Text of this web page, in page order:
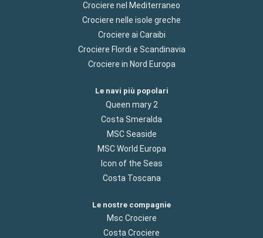
Crociere nel Mediterraneo
Crociere nelle isole greche
Crociere ai Caraibi
Crociere Flordi e Scandinavia
Crociere in Nord Europa
Le navi più popolari
Queen mary 2
Costa Smeralda
MSC Seaside
MSC World Europa
Icon of the Seas
Costa Toscana
Le nostre compagnie
Msc Crociere
Costa Crociere